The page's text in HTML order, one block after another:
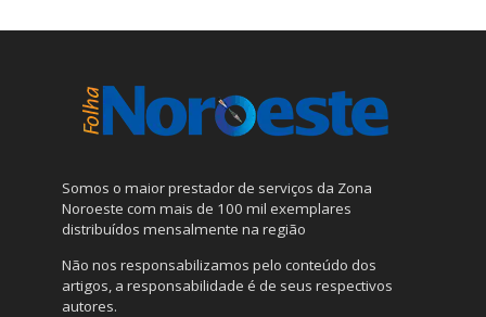
Somos o maior prestador de serviços da Zona
Noroeste com mais de 100 mil exemplares
distribuídos mensalmente na região
Não nos responsabilizamos pelo conteúdo dos
artigos, a responsabilidade é de seus respectivos
autores.